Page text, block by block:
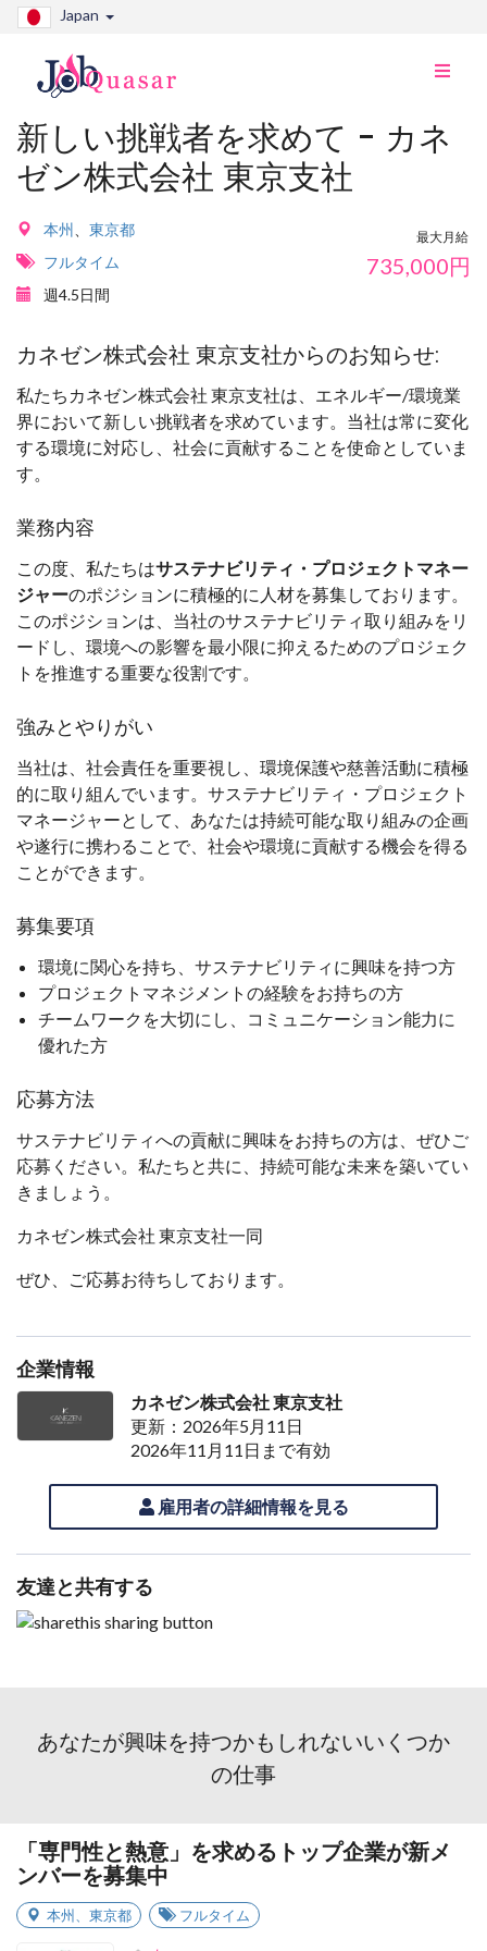
Japan
ナ
り
新しい挑戦者を求めて - カネ
ゼン株式会社 東京支社
本州
東京都
フルタイム
週4.5日間
最大月給
735,000円
カネゼン株式会社 東京支社からのお知らせ:
私たちカネゼン株式会社 東京支社は、エネルギー/環境業
界において新しい挑戦者を求めています。当社は常に変化
する環境に対応し、社会に貢献することを使命としていま
す。
業務内容
この度、私たちはサステナビリティ・プロジェクトマネー
ジャーのポジションに積極的に人材を募集しております。
このポジションは、当社のサステナビリティ取り組みをリ
ードし、環境への影響を最小限に抑えるためのプロジェク
トを推進する重要な役割です。
強みとやりがい
当社は、社会責任を重要視し、環境保護や慈善活動に積極
的に取り組んでいます。サステナビリティ・プロジェクト
マネージャーとして、あなたは持続可能な取り組みの企画
や遂行に携わることで、社会や環境に貢献する機会を得る
ことができます。
募集要項
環境に関心を持ち、サステナビリティに興味を持つ方
プロジェクトマネジメントの経験をお持ちの方
チームワークを大切にし、コミュニケーション能力に
優れた方
応募方法
サステナビリティへの貢献に興味をお持ちの方は、ぜひご
応募ください。私たちと共に、持続可能な未来を築いてい
きましょう。
カネゼン株式会社 東京支社一同
ぜひ、ご応募お待ちしております。
企業情報
カネゼン株式会社 東京支社
更新：2026年5月11日
2026年11月11日まで有効
雇用者の詳細情報を見る
友達と共有する
あなたが興味を持つかもしれないいくつか
の仕事
「専門性と熱意」を求めるトップ企業が新メ
ンバーを募集中
本州 東京都 フルタイム